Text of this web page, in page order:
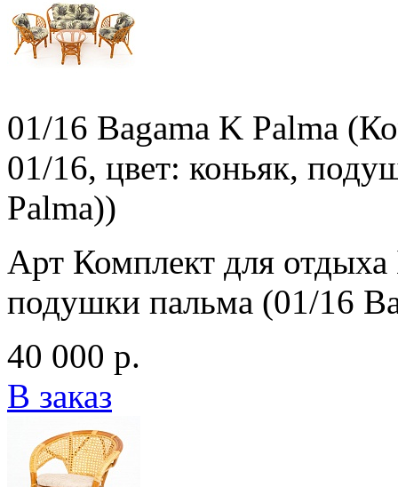
01/16 Bagama K Palma
01/16, цвет: коньяк,
Palma))
Арт Комплект для
подушки пальма (01/16
40 000 р.
В заказ